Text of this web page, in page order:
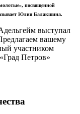
посвященной
Юлия Балакшина.
выступал
вашему
участником
Петров»